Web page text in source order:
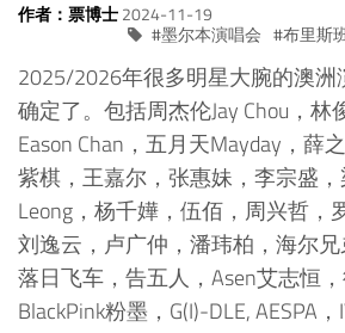
作者：票博士2024-11-19
墨尔本演唱会
布里斯
2025/2026年很多明星大腕的澳
确定了。包括周杰伦Jay Chou，林
Eason Chan，五月天Mayday，薛
紫棋，王嘉尔，张惠妹，李宗盛，
Leong，杨千嬅，伍佰，周兴哲，
刘逸云，卢广仲，潘玮柏，海尔
落日飞车，告五人，Asen艾志恒
BlackPink粉墨，G(I)-DLE, AESPA